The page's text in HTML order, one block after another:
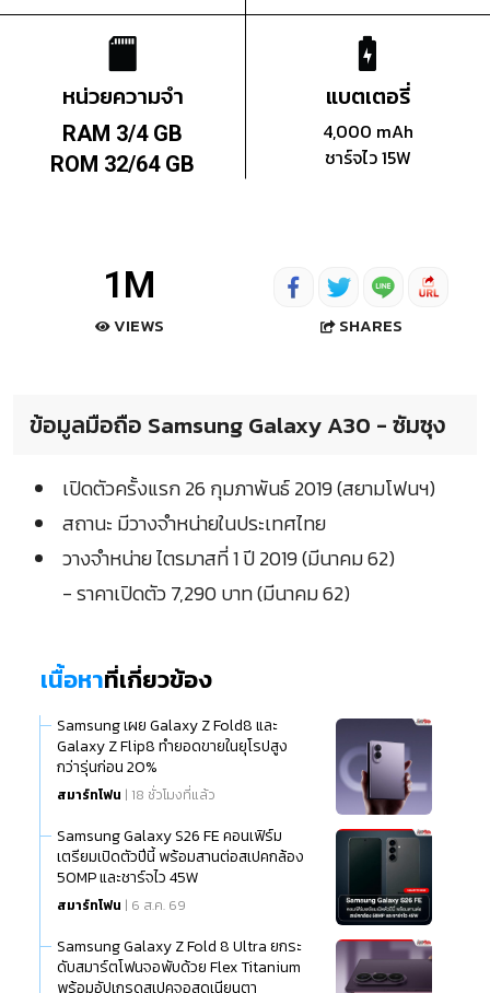
หน่วยความจำ
RAM 3/4 GB
ROM 32/64 GB
แบตเตอรี่
4,000 mAh
ชาร์จไว 15W
1M
VIEWS SHARES
ข้อมูลมือถือ Samsung Galaxy A30 - ซัมซุง
เปิดตัวครั้งแรก 26 กุมภาพันธ์ 2019 (สยามโฟนฯ)
สถานะ มีวางจำหน่ายในประเทศไทย
วางจำหน่าย ไตรมาสที่ 1 ปี 2019 (มีนาคม 62)
- ราคาเปิดตัว 7,290 บาท (มีนาคม 62)
เนื้อหาที่เกี่ยวข้อง
Samsung เผย Galaxy Z Fold8 และ
Galaxy Z Flip8 ทำยอดขายในยุโรปสูง
กว่ารุ่นก่อน 20%
สมาร์ทโฟน | 18 ชั่วโมงที่แล้ว
Samsung Galaxy S26 FE คอนเฟิร์ม
เตรียมเปิดตัวปีนี้ พร้อมสานต่อสเปคกล้อง
50MP และชาร์จไว 45W
สมาร์ทโฟน | 6 ส.ค. 69
Samsung Galaxy Z Fold 8 Ultra ยกระ
ดับสมาร์ตโฟนจอพับด้วย Flex Titanium
พร้อมอัปเกรดสเปคจอสุดเนียนตา